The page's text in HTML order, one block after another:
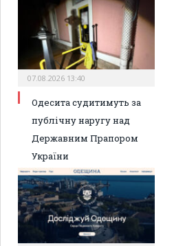
07.08.2026 13:40
Одесита судитимуть за
публічну наругу над
Державним Прапором
України